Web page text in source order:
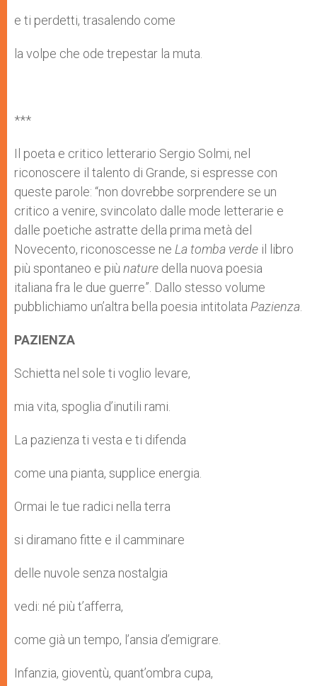
e ti perdetti, trasalendo come
la volpe che ode trepestar la muta.
***
Il poeta e critico letterario Sergio Solmi, nel
riconoscere il talento di Grande, si espresse con
queste parole: “non dovrebbe sorprendere se un
critico a venire, svincolato dalle mode letterarie e
dalle poetiche astratte della prima metà del
Novecento, riconoscesse ne La tomba verde il libro
più spontaneo e più nature della nuova poesia
italiana fra le due guerre”. Dallo stesso volume
pubblichiamo un’altra bella poesia intitolata Pazienza.
PAZIENZA
Schietta nel sole ti voglio levare,
mia vita, spoglia d’inutili rami.
La pazienza ti vesta e ti difenda
come una pianta, supplice energia.
Ormai le tue radici nella terra
si diramano fitte e il camminare
delle nuvole senza nostalgia
vedi: né più t’afferra,
come già un tempo, l’ansia d’emigrare.
Infanzia, gioventù, quant’ombra cupa,